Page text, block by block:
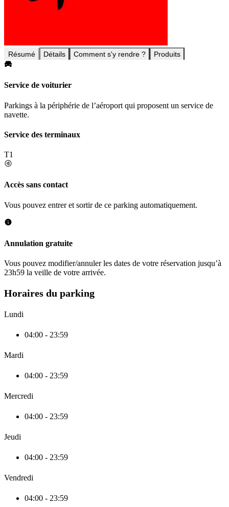
Résumé Détails Comment s'y rendre ? Produits
Service de voiturier
Parkings à la périphérie de l’aéroport qui proposent un service de
navette.
Service des terminaux
T1
Accès sans contact
Vous pouvez entrer et sortir de ce parking automatiquement.
Annulation gratuite
Vous pouvez modifier/annuler les dates de votre réservation jusqu’à
23h59 la veille de votre arrivée.
Horaires du parking
Lundi
04:00 - 23:59
Mardi
04:00 - 23:59
Mercredi
04:00 - 23:59
Jeudi
04:00 - 23:59
Vendredi
04:00 - 23:59